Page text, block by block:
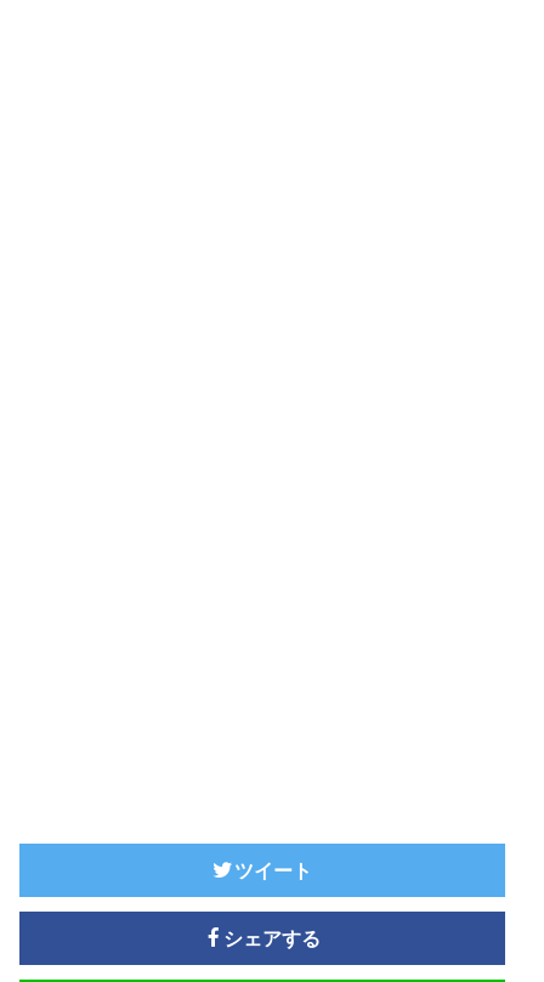
ツイート
シェアする